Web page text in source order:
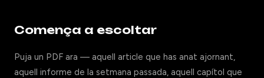
Comença a escoltar
Puja un PDF ara — aquell article que has anat ajornant,
aquell informe de la setmana passada, aquell capítol que